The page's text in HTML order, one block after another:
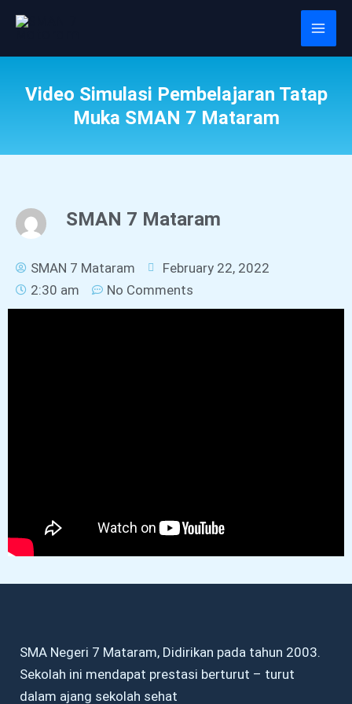
Skip
content
Main
Video Simulasi Pembelajaran Tatap
Muka SMAN 7 Mataram
SMAN 7 Mataram
SMAN 7 Mataram
February 22, 2022
2:30 am
No Comments
SMA Negeri 7 Mataram, Didirikan pada tahun 2003.
Sekolah ini mendapat prestasi berturut – turut
dalam ajang sekolah sehat